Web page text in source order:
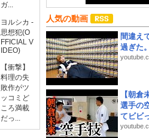
ガ...
ヨルシカ -
思想犯(O
FFICIAL V
IDEO)
【衝撃】
料理の失
敗作がツ
ッコミど
ころ満載
だっ...
人気の動画
間違え
過ぎた。
【朝倉
選手の
てビビ